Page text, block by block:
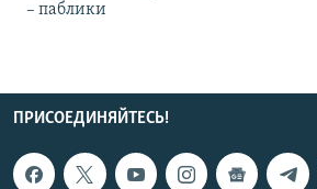
– паблики
ПРИСОЕДИНЯЙТЕСЬ!